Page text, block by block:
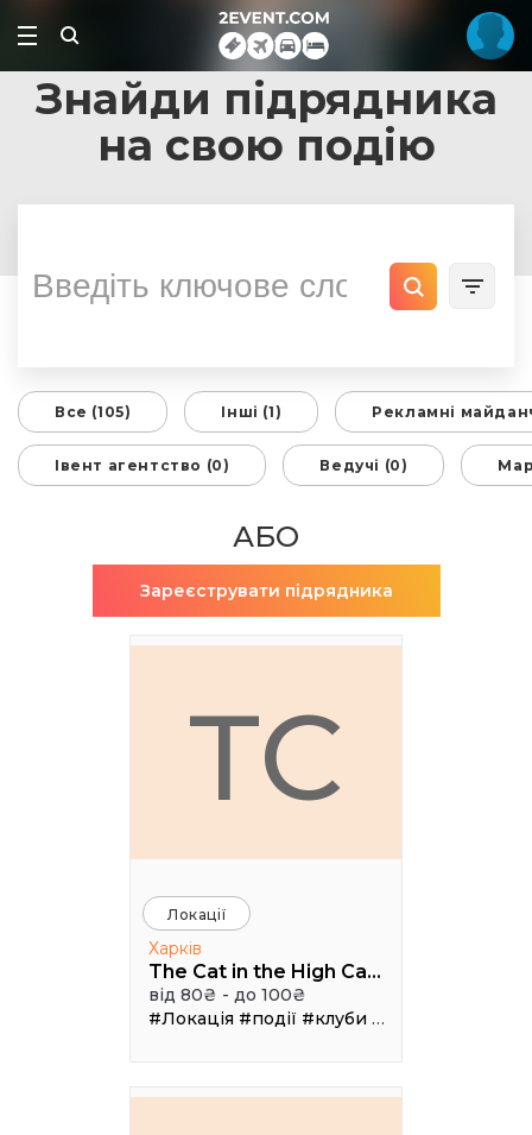
Знайди підрядника
на свою подію
Все (105) Інші (1) Рекламні
Івент агентство (0) Ведучі (0)
АБО
Зареєструвати підрядника
TC
Локації
Харків
The Cat in the High Castle
від 80₴ - до 100₴
#Локація #події #клуби #Зал